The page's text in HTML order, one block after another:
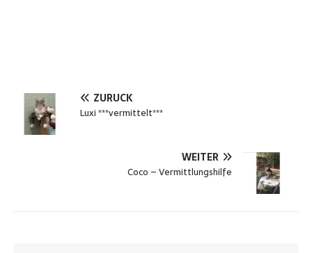
ZURÜCK
Luxi ***vermittelt***
WEITER
Coco – Vermittlungshilfe